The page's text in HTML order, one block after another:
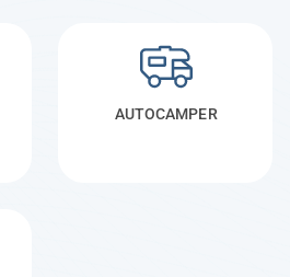
AUTOCAMPER